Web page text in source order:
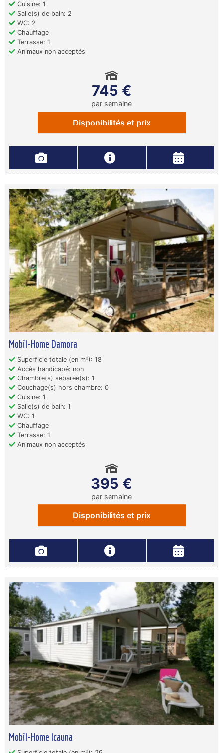
Cuisine: 1
Salle(s) de bain: 2
WC: 2
Chauffage
Terrasse: 1
Animaux non acceptés
745 €
par semaine
Disponibilités et prix
Mobil-Home Damora
Superficie totale (en m²): 18
Accès handicapé: non
Chambre(s) séparée(s): 1
Couchage(s) hors chambre: 0
Cuisine: 1
Salle(s) de bain: 1
WC: 1
Chauffage
Terrasse: 1
Animaux non acceptés
395 €
par semaine
Disponibilités et prix
Mobil-Home Icauna